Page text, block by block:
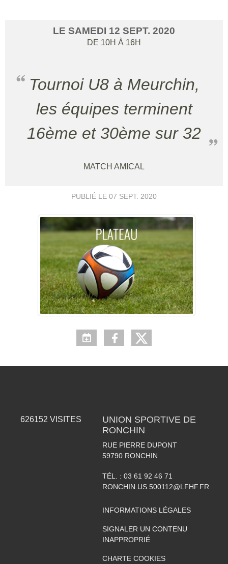
LE SAMEDI 12 SEPT. 2020
DE 10H À 16H
Tournoi U8 à Meurchin,
les équipes terminent
16ème et 30ème sur 32
MATCH AMICAL
PUBLIÉ LE 07 SEPT. 2020
626152 VISITES
UNION SPORTIVE DE
RONCHIN
RUE PIERRE DUPONT
59790 RONCHIN
TÉL. : 03 61 92 46 71
RONCHIN.US.500112@LFHF.FR
INFORMATIONS LÉGALES
SIGNALER UN CONTENU
INAPPROPRIÉ
CHARTE COOKIES